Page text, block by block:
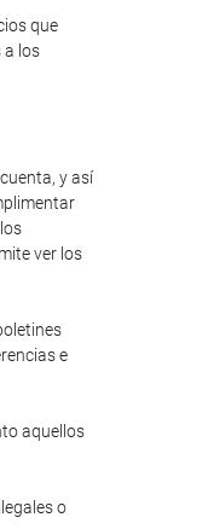
que
a los
y así
ver los
e
aquellos
o